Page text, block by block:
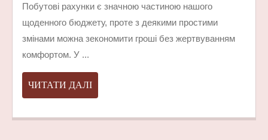
НА
Побутові рахунки є значною частиною нашого
щоденного бюджету, проте з деякими простими
змінами можна зекономити гроші без жертвуванням
комфортом. У ...
ЧИТАТИ ДАЛІЧИТАТИ
ДАЛІ